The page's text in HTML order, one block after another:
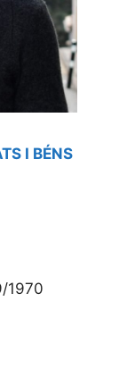
I BÉNS
1970